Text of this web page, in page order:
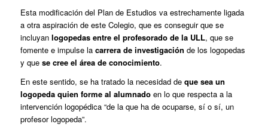
Esta modificación del Plan de Estudios va estrechamente ligada
a otra aspiración de este Colegio, que es conseguir que se
incluyan logopedas entre el profesorado de la ULL, que se
fomente e impulse la carrera de investigación de los logopedas
y quese cree el área de conocimiento.
En este sentido, se ha tratado la necesidad de que sea un
logopeda quien forme al alumnado en lo que respecta a la
intervención logopédica “de la que ha de ocuparse, sí o sí, un
profesor logopeda”.